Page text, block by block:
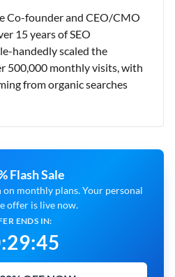
Co-founder and CEO/CMO
15 years of SEO
handedly scaled the
500,000 monthly visits, with
from organic searches
Flash Sale
monthly plans. Your personal
offer is live now.
ENDS IN:
:29:43